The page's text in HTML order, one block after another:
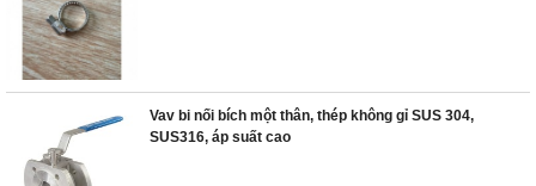
Vav bi nối bích một thân, thép không gỉ SUS 304,
SUS316, áp suất cao